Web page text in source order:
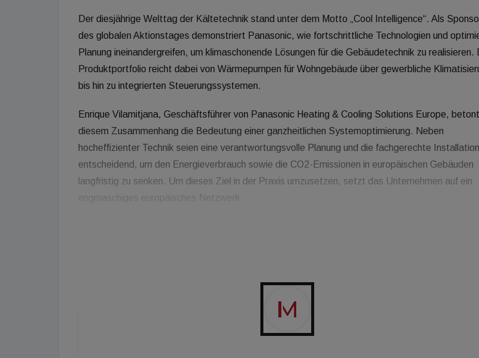
Der diesjährige Welttag der Kältetechnik stand unter dem Motto „Cool Intelligence“. Als
des globalen Aktionstages demonstriert Panasonic, wie fortschrittliche Technologien und
Planung ineinandergreifen, um klimaschonende Lösungen für die Gebäudetechnik zu realisieren.
Produktportfolio reicht dabei von Wärmepumpen für Wohngebäude über gewerbliche
bis hin zu integrierten Steuerungssystemen.
Enrique Vilamitjana, Geschäftsführer von Panasonic Heating & Cooling Solutions Europe,
diesem Zusammenhang die Bedeutung einer ganzheitlichen Systemoptimierung. Neben
hocheffizienter Technik seien eine verantwortungsvolle Planung und die fachgerechte Installation
entscheidend, um den Energieverbrauch sowie die CO2-Emissionen in europäischen Gebäuden
langfristig zu senken. Um dieses Ziel in der Praxis umzusetzen, setzt das Unternehmen auf ein
engmaschiges europäisches Netzwerk.
arbeiten mit dem natürlichen Kältemittel CO2 und bedienen die wachsende Nachfrage nach